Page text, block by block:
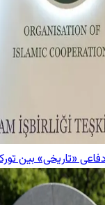
«تاریخی» بین